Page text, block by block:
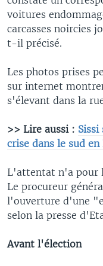
voitures
carcasses noircies
t-il précisé.
Les photos prises
sur internet
s'élevant dans la
>> Lire aussi :
crise dans le sud en
L'attentat n'a pour
Le procureur
l'ouverture d'une
selon la presse
Avant l'élection